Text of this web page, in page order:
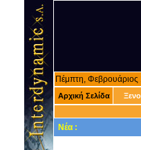
Πέμπτη,
Αρχική Σελίδα
Νέα :